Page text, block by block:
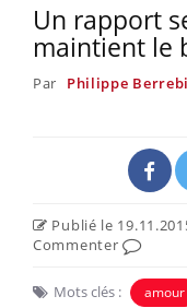
Un rapport
maintient le
Par Philippe Berrebi
Publié le
Commenter
Mots clés : amour